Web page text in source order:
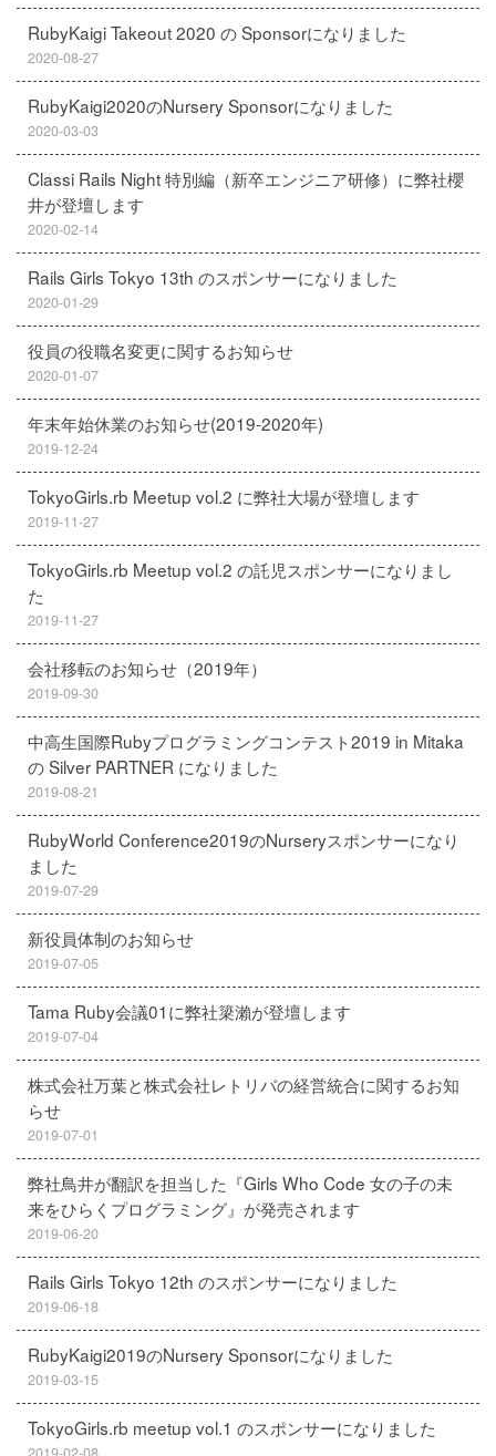
RubyKaigi Takeout 2020 の Sponsorになりました
2020-08-27
RubyKaigi2020のNursery Sponsorになりました
2020-03-03
Classi Rails Night 特別編（新卒エンジニア研修）に弊社櫻
井が登壇します
2020-02-14
Rails Girls Tokyo 13th のスポンサーになりました
2020-01-29
役員の役職名変更に関するお知らせ
2020-01-07
年末年始休業のお知らせ(2019-2020年)
2019-12-24
TokyoGirls.rb Meetup vol.2 に弊社大場が登壇します
2019-11-27
TokyoGirls.rb Meetup vol.2 の託児スポンサーになりまし
た
2019-11-27
会社移転のお知らせ（2019年）
2019-09-30
中高生国際Rubyプログラミングコンテスト2019 in Mitaka
の Silver PARTNER になりました
2019-08-21
RubyWorld Conference2019のNurseryスポンサーになり
ました
2019-07-29
新役員体制のお知らせ
2019-07-05
Tama Ruby会議01に弊社簗瀨が登壇します
2019-07-04
株式会社万葉と株式会社レトリバの経営統合に関するお知
らせ
2019-07-01
弊社鳥井が翻訳を担当した『Girls Who Code 女の子の未
来をひらくプログラミング』が発売されます
2019-06-20
Rails Girls Tokyo 12th のスポンサーになりました
2019-06-18
RubyKaigi2019のNursery Sponsorになりました
2019-03-15
TokyoGirls.rb meetup vol.1 のスポンサーになりました